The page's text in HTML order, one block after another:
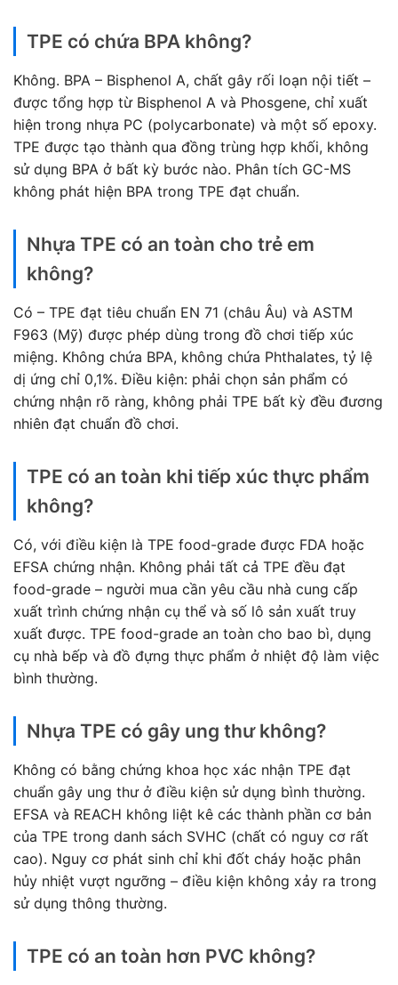
TPE có chứa BPA không?
Không. BPA – Bisphenol A, chất gây rối loạn nội tiết –
được tổng hợp từ Bisphenol A và Phosgene, chỉ xuất
hiện trong nhựa PC (polycarbonate) và một số epoxy.
TPE được tạo thành qua đồng trùng hợp khối, không
sử dụng BPA ở bất kỳ bước nào. Phân tích GC-MS
không phát hiện BPA trong TPE đạt chuẩn.
Nhựa TPE có an toàn cho trẻ em
không?
Có – TPE đạt tiêu chuẩn EN 71 (châu Âu) và ASTM
F963 (Mỹ) được phép dùng trong đồ chơi tiếp xúc
miệng. Không chứa BPA, không chứa Phthalates, tỷ lệ
dị ứng chỉ 0,1%. Điều kiện: phải chọn sản phẩm có
chứng nhận rõ ràng, không phải TPE bất kỳ đều đương
nhiên đạt chuẩn đồ chơi.
TPE có an toàn khi tiếp xúc thực phẩm
không?
Có, với điều kiện là TPE food-grade được FDA hoặc
EFSA chứng nhận. Không phải tất cả TPE đều đạt
food-grade – người mua cần yêu cầu nhà cung cấp
xuất trình chứng nhận cụ thể và số lô sản xuất truy
xuất được. TPE food-grade an toàn cho bao bì, dụng
cụ nhà bếp và đồ đựng thực phẩm ở nhiệt độ làm việc
bình thường.
Nhựa TPE có gây ung thư không?
Không có bằng chứng khoa học xác nhận TPE đạt
chuẩn gây ung thư ở điều kiện sử dụng bình thường.
EFSA và REACH không liệt kê các thành phần cơ bản
của TPE trong danh sách SVHC (chất có nguy cơ rất
cao). Nguy cơ phát sinh chỉ khi đốt cháy hoặc phân
hủy nhiệt vượt ngưỡng – điều kiện không xảy ra trong
sử dụng thông thường.
TPE có an toàn hơn PVC không?